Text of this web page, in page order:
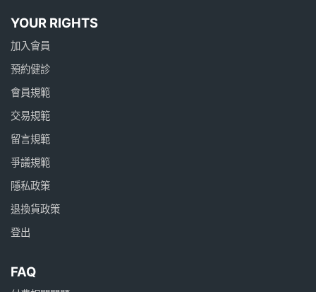
YOUR RIGHTS
加入會員
預約健診
會員規範
交易規範
留言規範
爭議規範
隱私政策
退換貨政策
登出
FAQ